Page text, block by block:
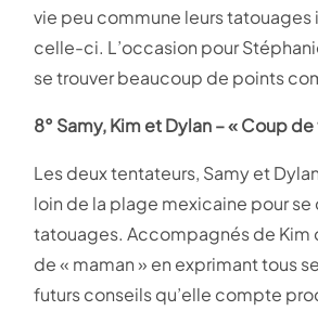
vie peu commune leurs tatouages
celle-ci. L’occasion pour
se trouver beaucoup de points
8° Samy, Kim et Dylan – « Coup
Les deux tentateurs, Samy et
loin de la plage mexicaine pour se
tatouages. Accompagnés de Kim
de « maman » en exprimant tous
futurs conseils qu’elle compte